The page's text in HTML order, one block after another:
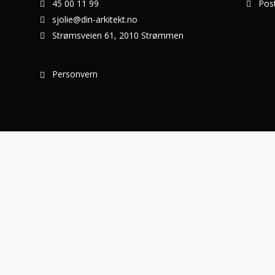
45 00 11 99
sjolie@din-arkitekt.no
Strømsveien 61, 2010 Strømmen
Personvern